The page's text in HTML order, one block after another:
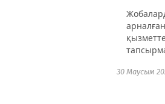
назар
30 Маусым